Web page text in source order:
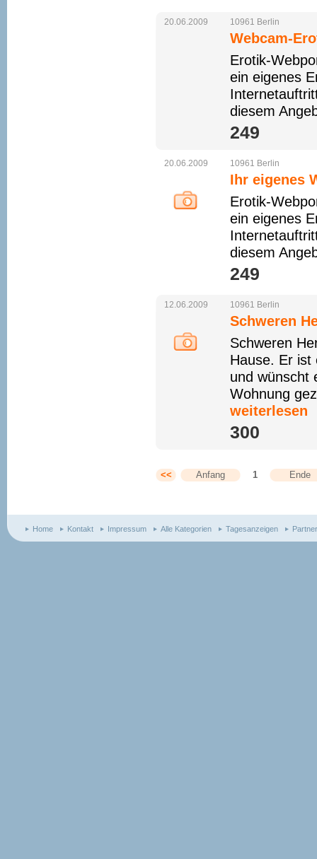
20.06.2009 10961 Berlin
Webcam-
Erotik-
ein eigenes
diesem
249 
20.06.2009 10961 Berlin
Ihr eigenes
Erotik-
ein eigenes
diesem
249 
12.06.2009 10961 Berlin
Schweren
Schweren
Hause. Er ist
und wünscht
Wohnung
weiterlesen
300 
<< Anfang 1 Ende
Home Kontakt Impressum Alle Kategorien Tagesanzeigen Partner